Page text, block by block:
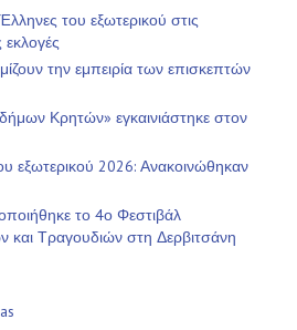
του εξωτερικού στις
εκλογές
την εμπειρία των επισκεπτών
Κρητών» εγκαινιάστηκε στον
εξωτερικού 2026: Ανακοινώθηκαν
το 4ο Φεστιβάλ
Τραγουδιών στη Δερβιτσάνη